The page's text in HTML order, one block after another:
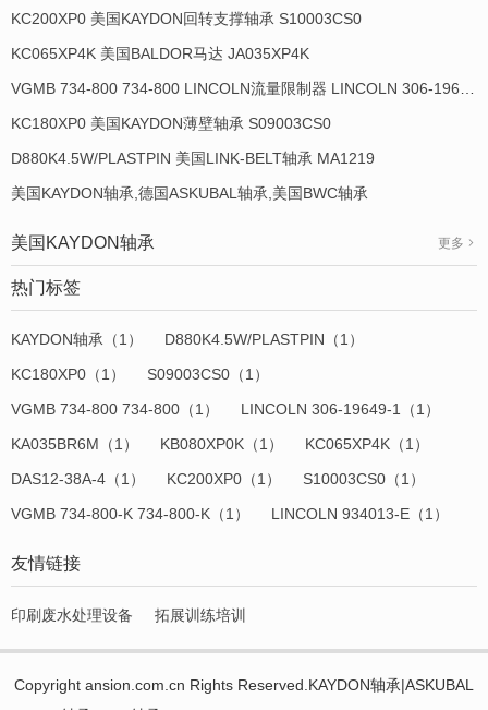
KC200XP0 美国KAYDON回转支撑轴承 S10003CS0
KC065XP4K 美国BALDOR马达 JA035XP4K
KC180XP0 美国KAYDON薄壁轴承 S09003CS0
D880K4.5W/PLASTPIN 美国LINK-BELT轴承 MA1219
美国KAYDON轴承,德国ASKUBAL轴承,美国BWC轴承
美国KAYDON轴承 更多
热门标签
KAYDON轴承（1）
D880K4.5W/PLASTPIN（1）
KC180XP0（1）
S09003CS0（1）
VGMB 734-800 734-800（1）
LINCOLN 306-19649-1（1）
KA035BR6M（1）
KB080XP0K（1）
KC065XP4K（1）
DAS12-38A-4（1）
KC200XP0（1）
S10003CS0（1）
VGMB 734-800-K 734-800-K（1）
LINCOLN 934013-E（1）
友情链接
印刷废水处理设备 拓展训练培训
Copyright ansion.com.cn Rights Reserved.KAYDON轴承|ASKUBAL